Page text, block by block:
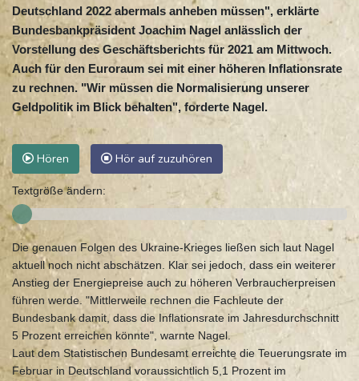
Deutschland 2022 abermals anheben müssen", erklärte
Bundesbankpräsident Joachim Nagel anlässlich der
Vorstellung des Geschäftsberichts für 2021 am Mittwoch.
Auch für den Euroraum sei mit einer höheren Inflationsrate
zu rechnen. "Wir müssen die Normalisierung unserer
Geldpolitik im Blick behalten", forderte Nagel.
Hören Hör auf zuzuhören
Textgröße ändern:
Die genauen Folgen des Ukraine-Krieges ließen sich laut Nagel
aktuell noch nicht abschätzen. Klar sei jedoch, dass ein weiterer
Anstieg der Energiepreise auch zu höheren Verbraucherpreisen
führen werde. "Mittlerweile rechnen die Fachleute der
Bundesbank damit, dass die Inflationsrate im Jahresdurchschnitt
5 Prozent erreichen könnte", warnte Nagel.
Laut dem Statistischen Bundesamt erreichte die Teuerungsrate im
Februar in Deutschland voraussichtlich 5,1 Prozent im